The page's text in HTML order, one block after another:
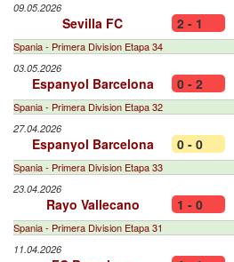
09.05.2026
Sevilla FC 2 - 1
Spania - Primera Division Etapa 34
03.05.2026
Espanyol Barcelona 0 - 2
Spania - Primera Division Etapa 32
27.04.2026
Espanyol Barcelona 0 - 0
Spania - Primera Division Etapa 33
23.04.2026
Rayo Vallecano 1 - 0
Spania - Primera Division Etapa 31
11.04.2026